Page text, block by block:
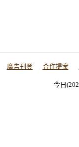
廣告刊登 合作提案
今日